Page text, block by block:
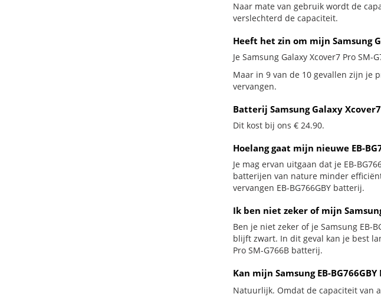
Naar mate van gebruik wordt de
verslechterd de capaciteit.
Heeft het zin om mijn Samsung
Je Samsung Galaxy Xcover7 Pro
Maar in 9 van de 10 gevallen zijn je
vervangen.
Batterij Samsung Galaxy
Dit kost bij ons € 24.90.
Hoelang gaat mijn nieuwe EB-
Je mag ervan uitgaan dat je EB-
batterijen van nature minder
vervangen EB-BG766GBY batterij.
Ik ben niet zeker of mijn
Ben je niet zeker of je Samsung EB-
blijft zwart. In dit geval kan je best
Pro SM-G766B batterij.
Kan mijn Samsung EB-
Natuurlijk. Omdat de capaciteit van